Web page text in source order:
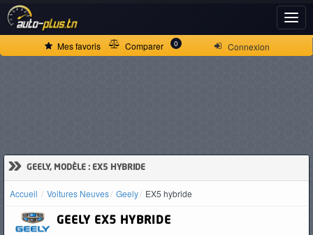
Connexion
Mes favoris Comparer 0
» GEELY, MODÈLE : EX5 HYBRIDE
Accueil Voitures Neuves Geely EX5 hybride
GEELY EX5 HYBRIDE
ACCUEIL
D'OCCASION